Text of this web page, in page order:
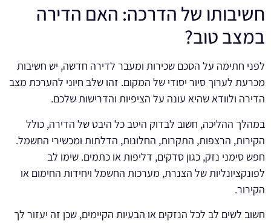
חשיבותו של הדרכה: האם הדירה
במצב טוב?
לפני חתימה על הסכם שכירות ומעבר לדירה חדשה, יש חשיבות
מכרעת לערוך סיור יסודי של המקום. זהו שלב חיוני להערכת מצב
הדירה ולוודא שהיא עונה על הציפיות והדרישות שלכם.
במהלך ההליכה, חשוב לבדוק היטב כל היבט של הדירה, כולל
הקירות, הרצפות, התקרות, החלונות, הדלתות ומכשירי החשמל.
חפש סימני נזק, כגון סדקים, דליפות או כתמים. שימו לב
לפונקציונליות של הצנרת, מערכות החשמל ויחידות החימום או
הקירור.
חשוב לשים לב לכל הנזקים או הבעיות הקיימים, שכן זה יעזור לך